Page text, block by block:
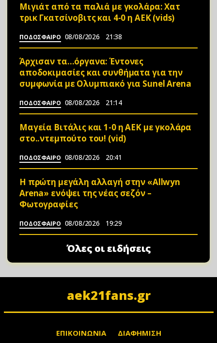
Μιγιάτ από τα παλιά με γκολάρα: Χατ
τρικ Γκατσίνοβιτς και 4-0 η ΑΕΚ (vids)
ΠΟΔΟΣΦΑΙΡΟ 08/08/2026 21:38
Άρχισαν τα…όργανα: Έντονες
αποδοκιμασίες και συνθήματα για την
συμφωνία με Ολυμπιακό για Sunel Arena
ΠΟΔΟΣΦΑΙΡΟ 08/08/2026 21:14
Μαγεία Βιτάλις και 1-0 η ΑΕΚ με γκολάρα
στο..ντεμπούτο του! (vid)
ΠΟΔΟΣΦΑΙΡΟ 08/08/2026 20:41
Η πρώτη μεγάλη αλλαγή στην «Αllwyn
Arena» ενόψει της νέας σεζόν –
Φωτoγραφίες
ΠΟΔΟΣΦΑΙΡΟ 08/08/2026 19:29
Όλες οι ειδήσεις
aek21fans.gr
ΕΠΙΚΟΙΝΩΝΙΑ
ΔΙΑΦΗΜΙΣΗ